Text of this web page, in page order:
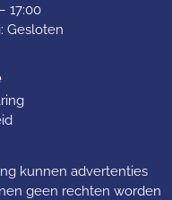
17:00
Gesloten
kunnen advertenties
geen rechten worden